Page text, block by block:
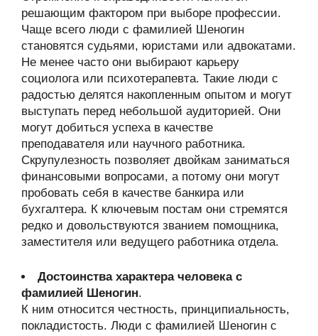
решающим фактором при выборе профессии.
Чаще всего люди с фамилией Шеногин
становятся судьями, юристами или адвокатами.
Не менее часто они выбирают карьеру
социолога или психотерапевта. Такие люди с
радостью делятся накопленным опытом и могут
выступать перед небольшой аудиторией. Они
могут добиться успеха в качестве
преподавателя или научного работника.
Скрупулезность позволяет двойкам заниматься
финансовыми вопросами, а потому они могут
пробовать себя в качестве банкира или
бухгалтера. К ключевым постам они стремятся
редко и довольствуются званием помощника,
заместителя или ведущего работника отдела.
Достоинства характера человека с
фамилией Шеногин.
К ним относится честность, принципиальность,
покладистость. Люди с фамилией Шеногин с